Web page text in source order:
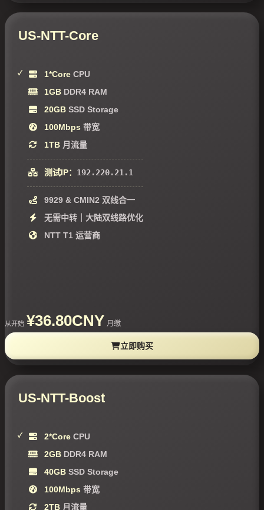
US-NTT-Core
1*Core CPU
1GB DDR4 RAM
20GB SSD Storage
100Mbps 带宽
1TB 月流量
测试IP： 192.220.21.1
9929 & CMIN2 双线合一
无需中转｜大陆双线路优化
NTT T1 运营商
从开始 ¥36.80CNY 月缴
立即购买
US-NTT-Boost
2*Core CPU
2GB DDR4 RAM
40GB SSD Storage
100Mbps 带宽
2TB 月流量